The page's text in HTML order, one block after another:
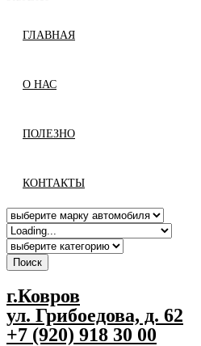
ГЛАВНАЯ
О НАС
ПОЛЕЗНО
КОНТАКТЫ
Поиск
г.Ковров
ул. Грибоедова, д. 62
+7 (920) 918 30 00